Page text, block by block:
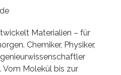
Materialien – für
Chemiker, Physiker,
Vom Molekül bis zur